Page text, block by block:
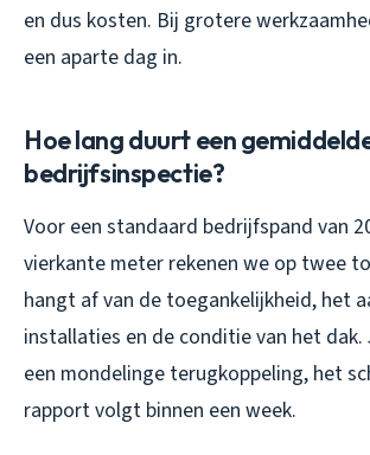
en dus kosten. Bij grotere
een aparte dag in.
Hoe lang duurt een
bedrijfsinspectie?
Voor een standaard bedrijfspand van
vierkante meter rekenen we op twee
hangt af van de toegankelijkheid, het
installaties en de conditie van het
een mondelinge terugkoppeling, het
rapport volgt binnen een week.